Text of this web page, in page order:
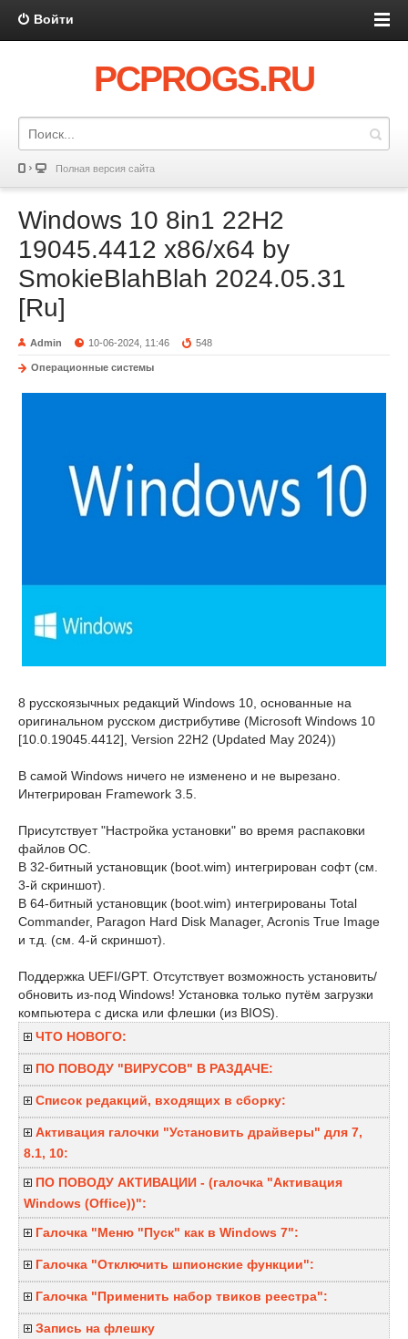
Войти
PCPROGS.RU
Полная версия сайта
Windows 10 8in1 22H2
19045.4412 x86/x64 by
SmokieBlahBlah 2024.05.31
[Ru]
Admin 10-06-2024, 11:46 548
Операционные системы
8 русскоязычных редакций Windows 10, основанные на
оригинальном русском дистрибутиве (Microsoft Windows 10
[10.0.19045.4412], Version 22H2 (Updated May 2024))
В самой Windows ничего не изменено и не вырезано.
Интегрирован Framework 3.5.
Присутствует "Настройка установки" во время распаковки
файлов ОС.
В 32-битный установщик (boot.wim) интегрирован софт (см.
3-й скриншот).
В 64-битный установщик (boot.wim) интегрированы Total
Commander, Paragon Hard Disk Manager, Acronis True Image
и т.д. (см. 4-й скриншот).
Поддержка UEFI/GPT. Отсутствует возможность установить/
обновить из-под Windows! Установка только путём загрузки
компьютера с диска или флешки (из BIOS).
ЧТО НОВОГО:
ПО ПОВОДУ "ВИРУСОВ" В РАЗДАЧЕ:
Список редакций, входящих в сборку:
Активация галочки "Установить драйверы" для 7,
8.1, 10:
ПО ПОВОДУ АКТИВАЦИИ - (галочка "Активация
Windows (Office))":
Галочка "Меню "Пуск" как в Windows 7":
Галочка "Отключить шпионские функции":
Галочка "Применить набор твиков реестра":
Запись на флешку